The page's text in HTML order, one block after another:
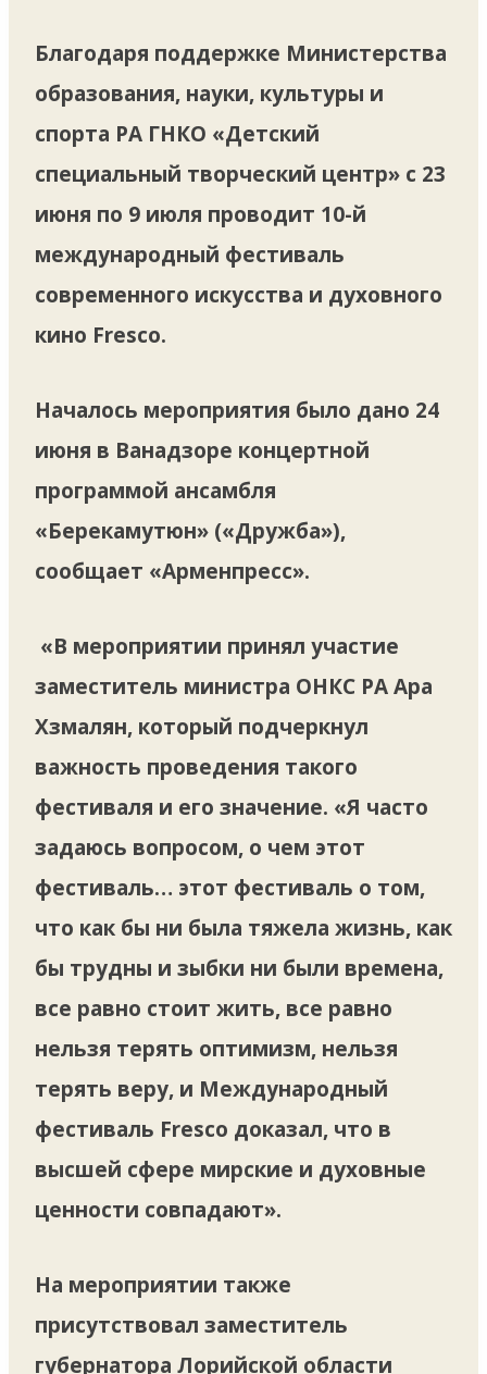
Благодаря поддержке Министерства
образования, науки, культуры и
спорта РА ГНКО «Детский
специальный творческий центр» с 23
июня по 9 июля проводит 10-й
международный фестиваль
современного искусства и духовного
кино Fresco.
Началось мероприятия было дано 24
июня в Ванадзоре концертной
программой ансамбля
«Берекамутюн» («Дружба»),
сообщает «Арменпресс».
«В мероприятии принял участие
заместитель министра ОНКС РА Ара
Хзмалян, который подчеркнул
важность проведения такого
фестиваля и его значение. «Я часто
задаюсь вопросом, о чем этот
фестиваль… этот фестиваль о том,
что как бы ни была тяжела жизнь, как
бы трудны и зыбки ни были времена,
все равно стоит жить, все равно
нельзя терять оптимизм, нельзя
терять веру, и Международный
фестиваль Fresco доказал, что в
высшей сфере мирские и духовные
ценности совпадают».
На мероприятии также
присутствовал заместитель
губернатора Лорийской области